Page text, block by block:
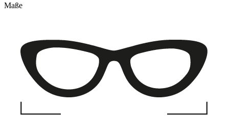
Maße